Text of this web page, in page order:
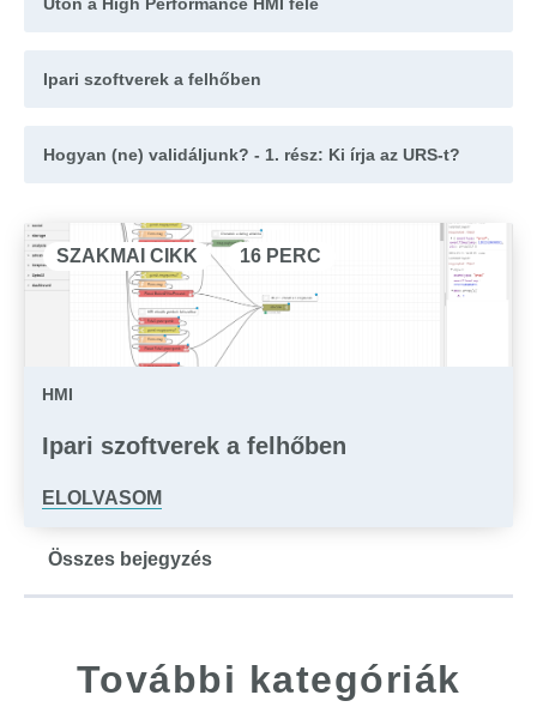
Ipari szoftverek a felhőben
Hogyan (ne) validáljunk? - 1. rész: Ki írja az URS-t?
SZAKMAI CIKK 16 PERC
HMI
Ipari szoftverek a felhőben
ELOLVASOM
Összes bejegyzés
További kategóriák